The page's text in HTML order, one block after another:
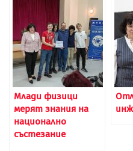
Млади физици
мерят знания на
национално
състезание